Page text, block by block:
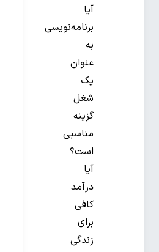
آیا
برنامه‌نویسی
به
عنوان
یک
شغل
گزینه
مناسبی
است؟
آیا
درآمد
کافی
برای
زندگی